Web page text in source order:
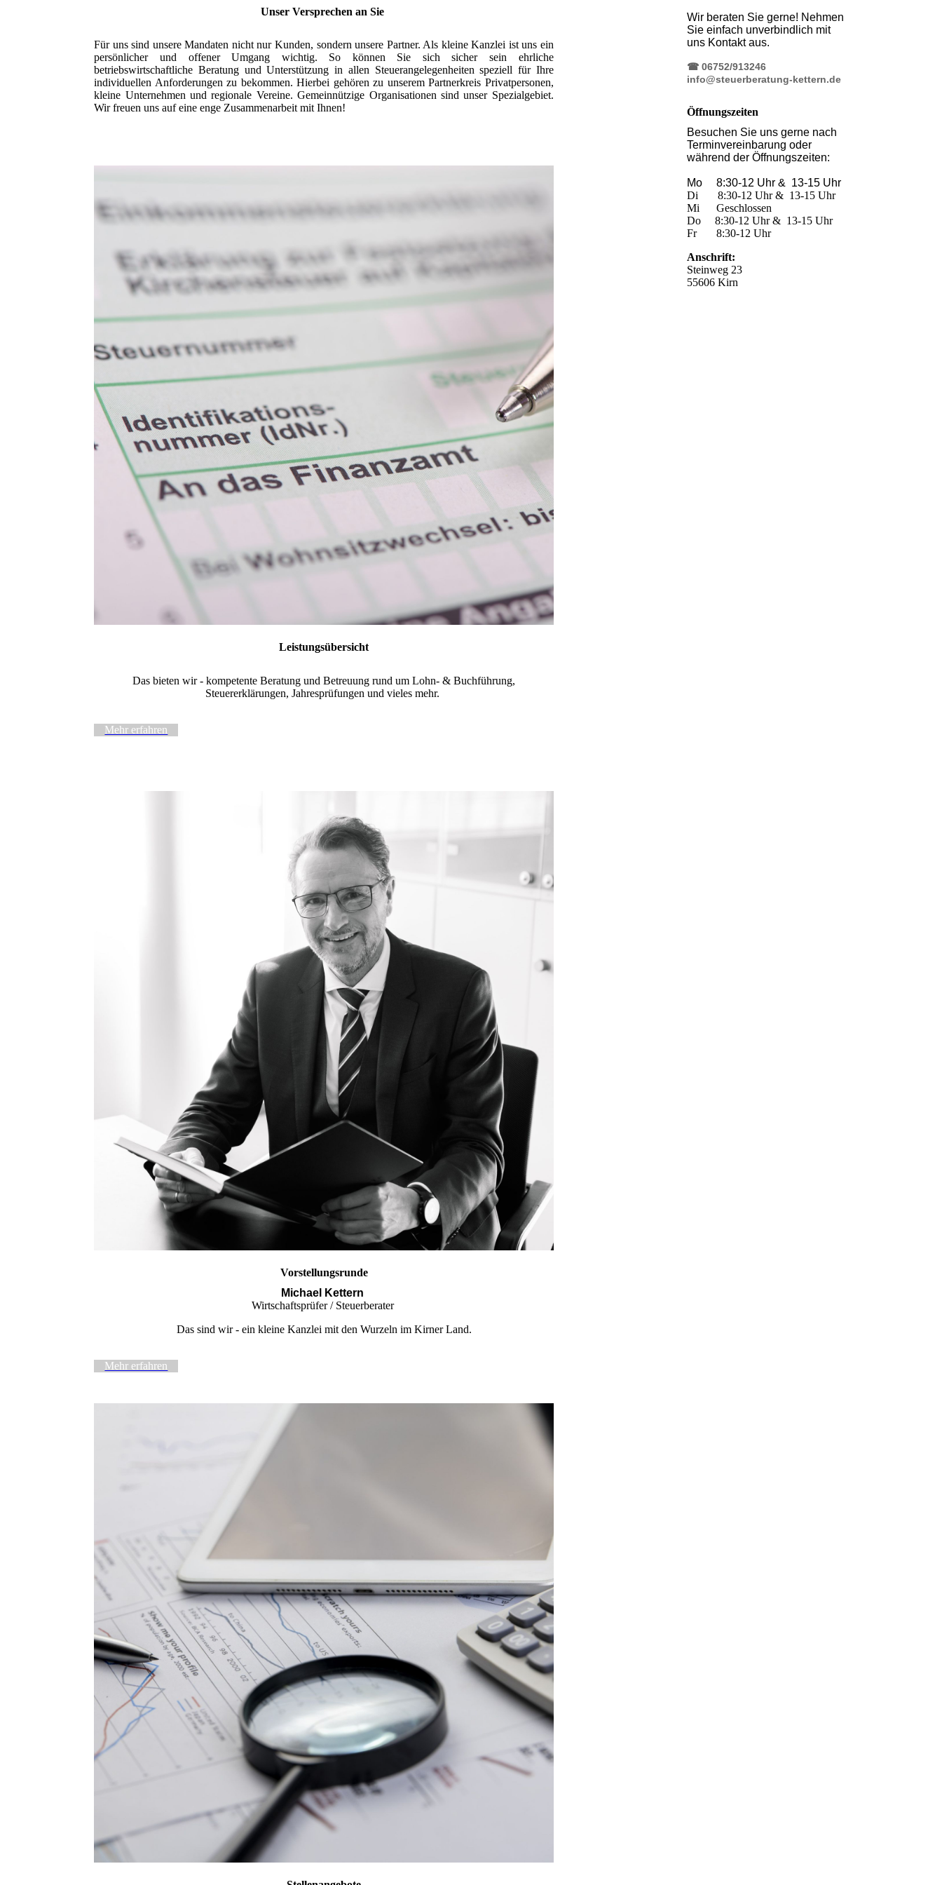
Unser Versprechen an Sie
Für uns sind unsere Mandaten nicht nur Kunden, sondern unsere Partner. Als kleine Kanzlei ist uns ein
persönlicher und offener Umgang wichtig. So können Sie sich sicher sein ehrliche
betriebswirtschaftliche Beratung und Unterstützung in allen Steuerangelegenheiten speziell für Ihre
individuellen Anforderungen zu bekommen. Hierbei gehören zu unserem Partnerkreis Privatpersonen,
kleine Unternehmen und regionale Vereine. Gemeinnützige Organisationen sind unser Spezialgebiet.
Wir freuen uns auf eine enge Zusammenarbeit mit Ihnen!
Leistungsübersicht
Das bieten wir - kompetente Beratung und Betreuung rund um Lohn- & Buchführung,
Steuererklärungen, Jahresprüfungen und vieles mehr.
Mehr erfahren
Vorstellungsrunde
Michael Kettern
Wirtschaftsprüfer / Steuerberater
Das sind wir - ein kleine Kanzlei mit den Wurzeln im Kirner Land.
Mehr erfahren
Wir beraten Sie gerne! Nehmen
Sie einfach unverbindlich mit
uns Kontakt aus.
☎ 06752/913246
info@steuerberatung-kettern.de
Öffnungszeiten
Besuchen Sie uns gerne nach
Terminvereinbarung oder
während der Öffnungszeiten:
Mo 8:30-12 Uhr & 13-15 Uhr
Di 8:30-12 Uhr & 13-15 Uhr
Mi Geschlossen
Do 8:30-12 Uhr & 13-15 Uhr
Fr 8:30-12 Uhr
Anschrift:
Steinweg 23
55606 Kirn